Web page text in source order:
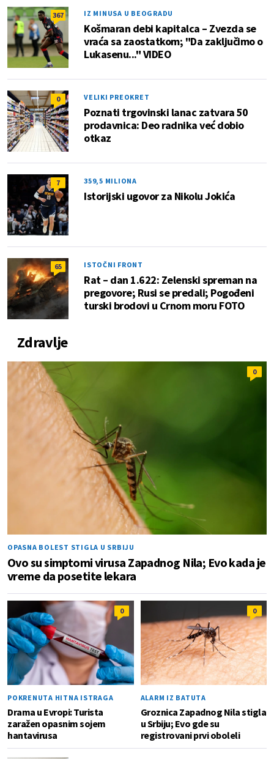
367 IZ MINUSA U BEOGRADU
Košmaran debi kapitalca – Zvezda se
vraća sa zaostatkom; "Da zaključimo o
Lukasenu..." VIDEO
0 VELIKI PREOKRET
Poznati trgovinski lanac zatvara 50
prodavnica: Deo radnika već dobio
otkaz
7 359,5 MILIONA
Istorijski ugovor za Nikolu Jokića
65 ISTOČNI FRONT
Rat – dan 1.622: Zelenski spreman na
pregovore; Rusi se predali; Pogođeni
turski brodovi u Crnom moru FOTO
Zdravlje
0
OPASNA BOLEST STIGLA U SRBIJU
Ovo su simptomi virusa Zapadnog Nila; Evo kada je
vreme da posetite lekara
0
POKRENUTA HITNA ISTRAGA
Drama u Evropi: Turista
zaražen opasnim sojem
hantavirusa
0
ALARM IZ BATUTA
Groznica Zapadnog Nila stigla
u Srbiju; Evo gde su
registrovani prvi oboleli